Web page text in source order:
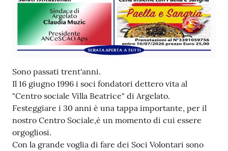
Sono passati trent'anni.
Il 16 giugno 1996 i soci fondatori dettero vita al
"Centro sociale Villa Beatrice" di Argelato.
Festeggiare i 30 anni è una tappa importante, per il
nostro Centro Sociale,è un momento di cui essere
orgogliosi.
Con la grande voglia di fare dei Soci Volontari sono